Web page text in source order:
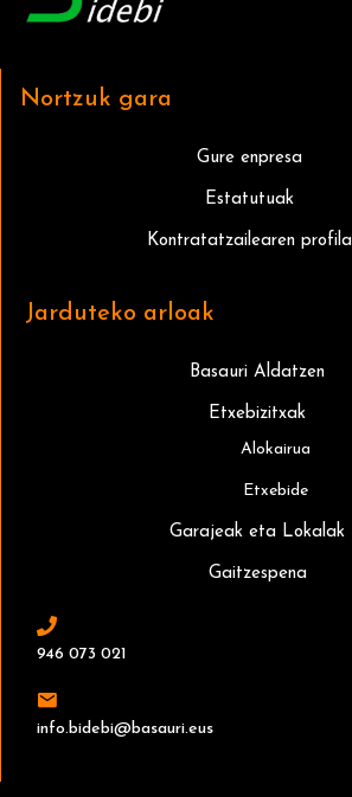
Nortzuk gara
Gure enpresa
Estatutuak
Kontratatzailearen profila
Jarduteko arloak
Basauri Aldatzen
Etxebizitxak
Alokairua
Etxebide
Garajeak eta Lokalak
Gaitzespena
946 073 021
info.bidebi@basauri.eus